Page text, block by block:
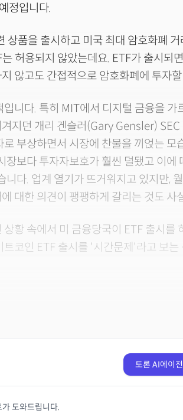
정입니다.
품을 출시하고 미국 최대 암호화폐 거
허용되지 않았는데요. ETF가 출시되
않고도 간접적으로 암호화폐에 투자
니다. 특히 MIT에서 디지털 금융을 가
지던 개리 겐슬러(Gary Gensler) SEC
부상하면서 시장에 찬물을 끼얹는 모
보다 투자자보호가 훨씬 덜됐고 이에
다. 업계 열기가 뜨거워지고 있지만,
대한 의견이 팽팽하게 갈리는 것도 사
황 속에서 미 금융당국이 ETF 출시를
코인 ETF 출시를 '시간문제'라고 보는
토론 AI에이
도와드립니다.